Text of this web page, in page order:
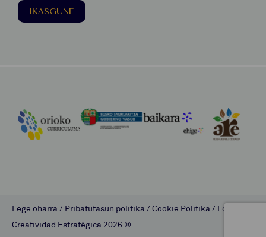
IKASGUNE
Lege oharra/ Pribatutasun politika/Cookie Politika/ Lombok
Creatividad Estratégica 2026 ®